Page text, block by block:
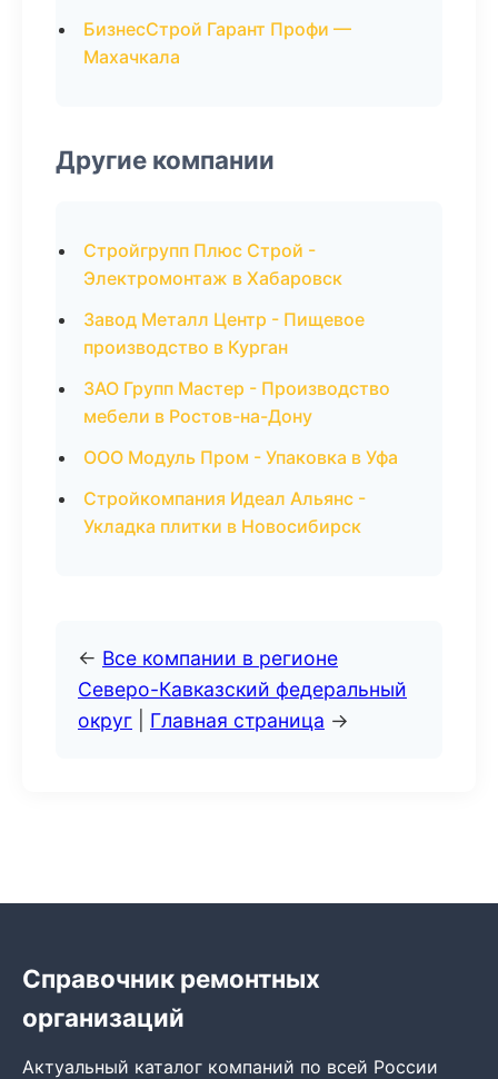
БизнесСтрой Гарант Профи —
Махачкала
Другие компании
Стройгрупп Плюс Строй -
Электромонтаж в Хабаровск
Завод Металл Центр - Пищевое
производство в Курган
ЗАО Групп Мастер - Производство
мебели в Ростов-на-Дону
ООО Модуль Пром - Упаковка в Уфа
Стройкомпания Идеал Альянс -
Укладка плитки в Новосибирск
← Все компании в регионе
Северо-Кавказский федеральный
округ
Главная страница →
Справочник ремонтных
организаций
Актуальный каталог компаний по всей России